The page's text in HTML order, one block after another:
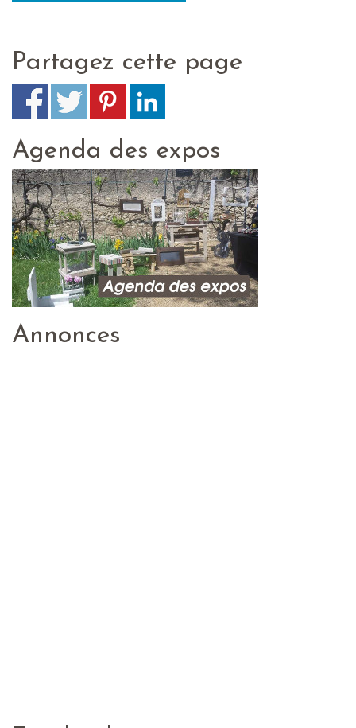
Partagez cette page
Agenda des expos
Annonces